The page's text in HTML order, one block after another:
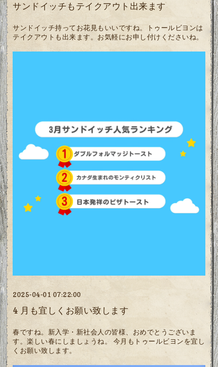
サンドイッチもテイクアウト出来ます
サンドイッチ持ってお花見もいいですね。トゥールビヨンは
テイクアウトも出来ます。お気軽にお申し付けくださいね。
2025-04-01 07:22:00
4 月も宜しくお願い致します
春ですね。新入学・新社会人の皆様、おめでとうございま
す。楽しい春にしましょうね。 今月もトゥールビヨンを宜し
くお願い致します。